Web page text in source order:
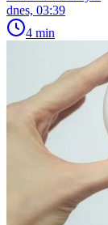
dnes, 03:39
4 min